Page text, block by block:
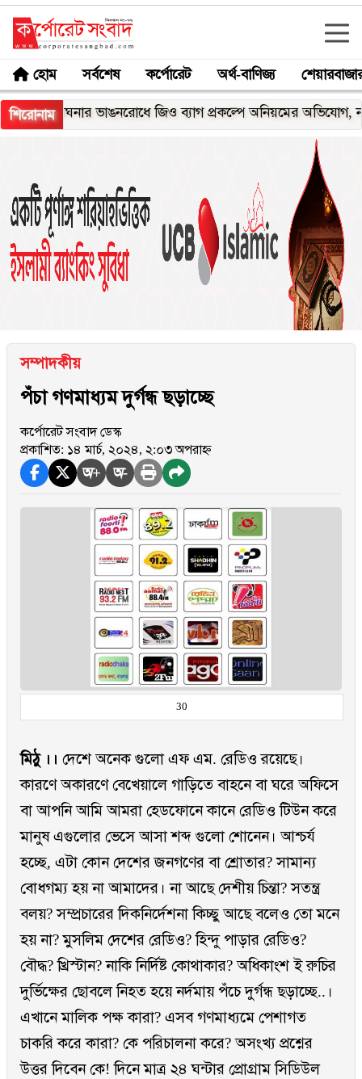
হোম সর্বশেষ কর্পোরেট অর্থ-বাণিজ্য
শিরোনামভাঙনরোধে জিও ব্যাগ প্রকল্পে অনিয়মের অভিযোগ, নদীরকূলে
সম্পাদকীয়
পঁচা গণমাধ্যম দুর্গন্ধ ছড়াচ্ছে
কর্পোরেট সংবাদ ডেস্ক
প্রকাশিত: ১৪ মার্চ, ২০২৪, ২:০৩ অপরাহ্ন
অ+ অ-
30
মিঠু ।। দেশে অনেক গুলো এফ এম. রেডিও রয়েছে।
কারণে অকারণে বেখেয়ালে গাড়িতে বাহনে বা ঘরে অফিসে
বা আপনি আমি আমরা হেডফোনে কানে রেডিও টিউন করে
মানুষ এগুলোর ভেসে আসা শব্দ গুলো শোনেন। আশ্চর্য
হচ্ছে, এটা কোন দেশের জনগণের বা শ্রোতার? সামান্য
বোধগম্য হয় না আমাদের। না আছে দেশীয় চিন্তা? সতন্ত্র
বলয়? সম্প্রচারের দিকনির্দেশনা কিচ্ছু আছে বলেও তো মনে
হয় না? মুসলিম দেশের রেডিও? হিন্দু পাড়ার রেডিও?
বৌদ্ধ? খ্রিস্টান? নাকি নির্দিষ্ট কোথাকার? অধিকাংশ ই রুচির
দুর্ভিক্ষের ছোবলে নিহত হয়ে নর্দমায় পঁচে দুর্গন্ধ ছড়াচ্ছে..।
এখানে মালিক পক্ষ কারা? এসব গণমাধ্যমে পেশাগত
চাকরি করে কারা? কে পরিচালনা করে? অসংখ্য প্রশ্নের
উত্তর দিবেন কে! দিনে মাত্র ২৪ ঘন্টার প্রোগ্রাম সিডিউল